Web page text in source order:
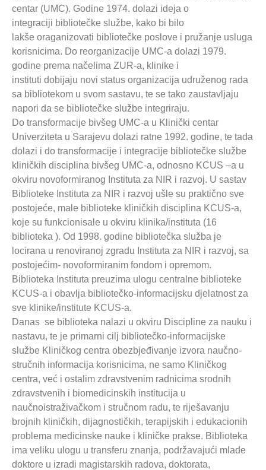
centar (UMC). Godine 1974. dolazi ideja o
integraciji bibliotečke službe, kako bi bilo
lakše oraganizovati bibliotečke poslove i pružanje usluga
korisnicima. Do reorganizacije UMC-a dolazi 1979.
godine prema načelima ZUR-a, klinike i
instituti dobijaju novi status organizacija udruženog rada
sa bibliotekom u svom sastavu, te se tako zaustavljaju
napori da se bibliotečke službe integriraju.
Do transformacije bivšeg UMC-a u Klinički centar
Univerziteta u Sarajevu dolazi ratne 1992. godine, te tada
dolazi i do transformacije i integracije bibliotečke službe
kliničkih disciplina bivšeg UMC-a, odnosno KCUS –a u
okviru novoformiranog Instituta za NIR i razvoj. U sastav
Biblioteke Instituta za NIR i razvoj ušle su praktično sve
postojeće, male biblioteke kliničkih disciplina KCUS-a,
koje su funkcionisale u okviru klinika/instituta (16
biblioteka ). Od 1998. godine bibliotečka služba je
locirana u renoviranoj zgradu Instituta za NIR i razvoj, sa
postojećim- novoformiranim fondom i opremom.
Biblioteka Instituta preuzima ulogu centralne biblioteke
KCUS-a i obavlja bibliotečko-informacijsku djelatnost za
sve klinike/institute KCUS-a.
Danas se biblioteka nalazi u okviru Discipline za nauku i
nastavu, te je primarni cilj bibliotečko-informacijske
službe Kliničkog centra obezbjeđivanje izvora naučno-
stručnih informacija korisnicima, ne samo Kliničkog
centra, već i ostalim zdravstvenim radnicima srodnih
zdravstvenih i biomedicinskih institucija u
naučnoistraživačkom i stručnom radu, te riješavanju
brojnih kliničkih, dijagnostičkih, terapijskih i edukacionih
problema medicinske nauke i kliničke prakse. Biblioteka
ima veliku ulogu u transferu znanja, podržavajući mlade
doktore u izradi magistarskih radova, doktorata,